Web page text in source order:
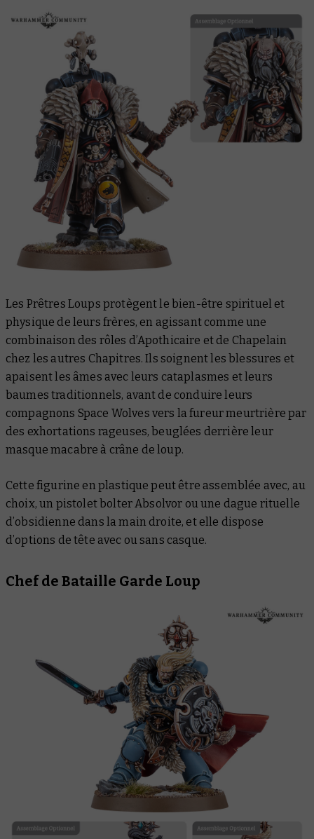
Les Prêtres Loups protègent le bien-être spirituel et
physique de leurs frères, en agissant comme une
combinaison des rôles d’Apothicaire et de Chapelain
chez les autres Chapitres. Ils soignent les blessures et
apaisent les âmes avec leurs cataplasmes et leurs
baumes traditionnels, avant de conduire leurs
compagnons Space Wolves vers la fureur meurtrière par
des exhortations rageuses, beuglées derrière leur
masque macabre à crâne de loup.
Cette figurine en plastique peut être assemblée avec, au
choix, un pistolet bolter Absolvor ou une dague rituelle
d’obsidienne dans la main droite, et elle dispose
d’options de tête avec ou sans casque.
Chef de Bataille Garde Loup